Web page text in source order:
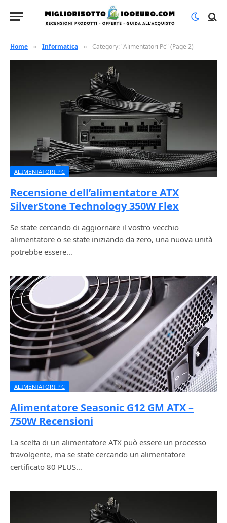
Home » Informatica » Category: "Alimentatori Pc" (Page 2)
ALIMENTATORI PC
Recensione dell’alimentatore ATX
SilverStone Technology 350W Flex
Se state cercando di aggiornare il vostro vecchio
alimentatore o se state iniziando da zero, una nuova unità
potrebbe essere…
ALIMENTATORI PC
Alimentatore Seasonic G12 GM ATX –
750W Recensioni
La scelta di un alimentatore ATX può essere un processo
travolgente, ma se state cercando un alimentatore
certificato 80 PLUS…